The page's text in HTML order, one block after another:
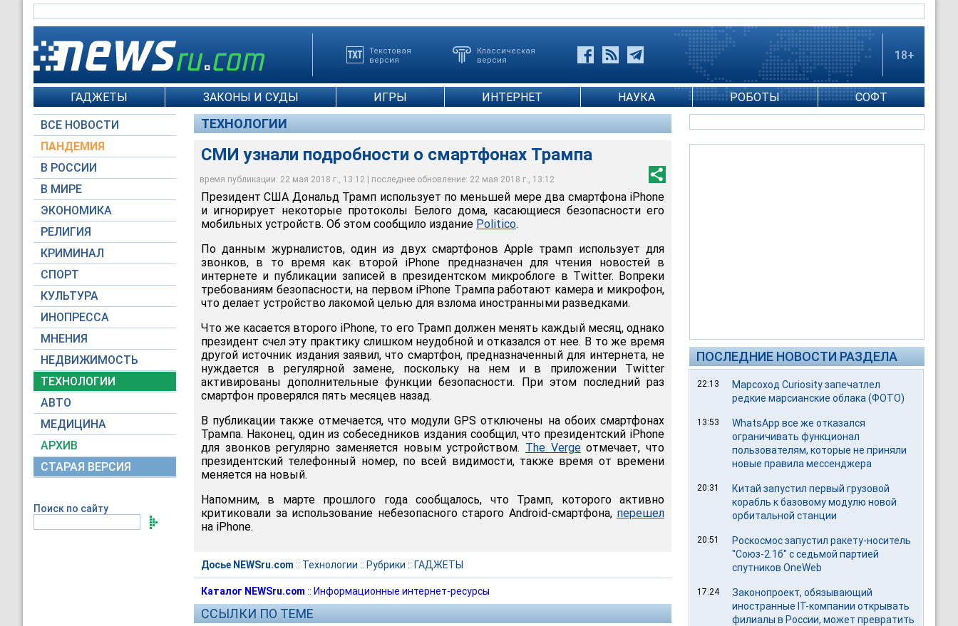
Текстовая
версия
Классическая
версия
18+
ГАДЖЕТЫ ЗАКОНЫ И СУДЫ ИГРЫ ИНТЕРНЕТ НАУКА РОБОТЫ СОФТ
ВСЕ НОВОСТИ
ПАНДЕМИЯ
В РОССИИ
В МИРЕ
ЭКОНОМИКА
РЕЛИГИЯ
КРИМИНАЛ
СПОРТ
КУЛЬТУРА
ИНОПРЕССА
МНЕНИЯ
НЕДВИЖИМОСТЬ
ТЕХНОЛОГИИ
АВТО
МЕДИЦИНА
АРХИВ
СТАРАЯ ВЕРСИЯ
Поиск по сайту
ТЕХНОЛОГИИ
СМИ узнали подробности о смартфонах Трампа
время публикации: 22 мая 2018 г., 13:12 | последнее обновление: 22 мая 2018 г., 13:12
Президент США Дональд Трамп использует по меньшей мере два смартфона iPhone
и игнорирует некоторые протоколы Белого дома, касающиеся безопасности его
мобильных устройств. Об этом сообщило издание Politico.
По данным журналистов, один из двух смартфонов Apple трамп использует для
звонков, в то время как второй iPhone предназначен для чтения новостей в
интернете и публикации записей в президентском микроблоге в Twitter. Вопреки
требованиям безопасности, на первом iPhone Tрампа работают камера и микрофон,
что делает устройство лакомой целью для взлома иностранными разведками.
Что же касается второго iPhone, то его Трамп должен менять каждый месяц, однако
президент счел эту практику слишком неудобной и отказался от нее. В то же время
другой источник издания заявил, что смартфон, предназначенный для интернета, не
нуждается в регулярной замене, поскольку на нем и в приложении Twitter
активированы дополнительные функции безопасности. При этом последний раз
смартфон проверялся пять месяцев назад.
В публикации также отмечается, что модули GPS отключены на обоих смартфонах
Трампа. Наконец, один из собеседников издания сообщил, что президентский iPhone
для звонков регулярно заменяется новым устройством. The Vergeотмечает, что
президентский телефонный номер, по всей видимости, также время от времени
меняется на новый.
Напомним, в марте прошлого года сообщалось, что Трамп, которого активно
критиковали за использование небезопасного старого Android-смартфона, перешел
на iPhone.
Досье NEWSru.com :: Технологии :: Рубрики :: ГАДЖЕТЫ
Каталог NEWSru.com :: Информационные интернет-ресурсы
ССЫЛКИ ПО ТЕМЕ
ПОСЛЕДНИЕ НОВОСТИ РАЗДЕЛА
22:13
Марсоход Curiosity запечатлел
редкие марсианские облака (ФОТО)
13:53
WhatsApp все же отказался
ограничивать функционал
пользователям, которые не приняли
новые правила мессенджера
20:31
Китай запустил первый грузовой
корабль к базовому модулю новой
орбитальной станции
20:51
Роскосмос запустил ракету-носитель
"Союз-2.1б" с седьмой партией
спутников OneWeb
17:24
Законопроект, обязывающий
иностранные IT-компании открывать
филиалы в России, может превратить